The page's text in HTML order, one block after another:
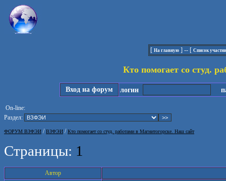
[ На главную ] -- [ Список
Кто помогает со студ.
Вход на форум логин
On-line:
Раздел:
ФОРУМ ВЗФЭИ /ВЗФЭИ /Кто помогает со студ. работами в Магнитогорске. Наш сайт
Страницы: 1
Автор